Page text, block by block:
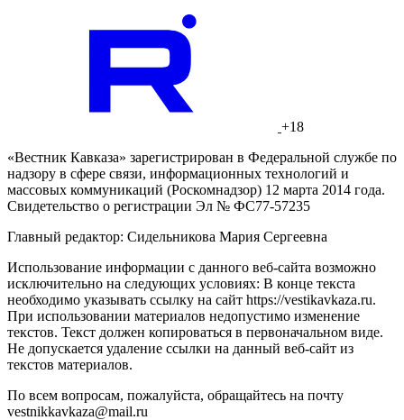
+18
«Вестник Кавказа» зарегистрирован в Федеральной службе по
надзору в сфере связи, информационных технологий и
массовых коммуникаций (Роскомнадзор) 12 марта 2014 года.
Свидетельство о регистрации Эл № ФС77-57235
Главный редактор: Сидельникова Мария Сергеевна
Использование информации с данного веб-сайта возможно
исключительно на следующих условиях: В конце текста
необходимо указывать ссылку на сайт https://vestikavkaza.ru.
При использовании материалов недопустимо изменение
текстов. Текст должен копироваться в первоначальном виде.
Не допускается удаление ссылки на данный веб-сайт из
текстов материалов.
По всем вопросам, пожалуйста, обращайтесь на почту
vestnikkavkaza@mail.ru